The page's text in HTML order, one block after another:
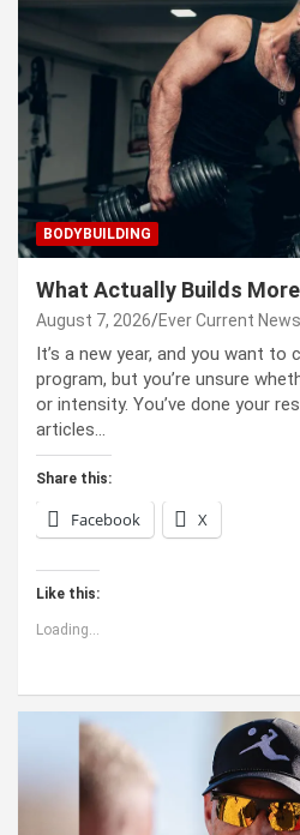
BODYBUILDING
What Actually Builds
August 7, 2026 Ever Current News
It’s a new year, and you want to
program, but you’re unsure
or intensity. You’ve done your
articles…
Share this:
Facebook X
Like this:
Loading...